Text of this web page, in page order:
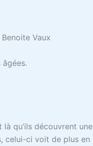
là qu’ils découvrent une
celui-ci voit de plus en